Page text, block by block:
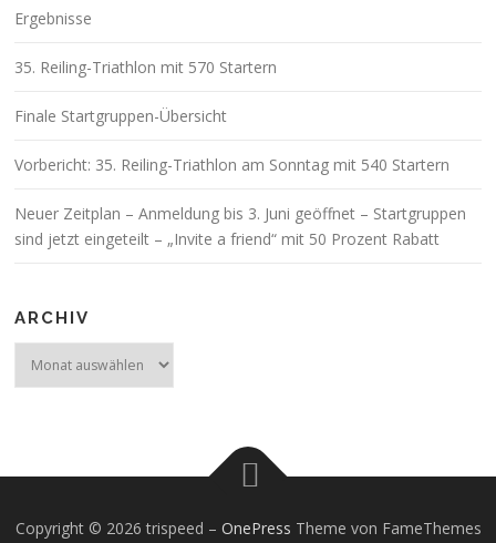
Ergebnisse
35. Reiling-Triathlon mit 570 Startern
Finale Startgruppen-Übersicht
Vorbericht: 35. Reiling-Triathlon am Sonntag mit 540 Startern
Neuer Zeitplan – Anmeldung bis 3. Juni geöffnet – Startgruppen
sind jetzt eingeteilt – „Invite a friend“ mit 50 Prozent Rabatt
ARCHIV
Copyright © 2026 trispeed – OnePress Theme von FameThemes